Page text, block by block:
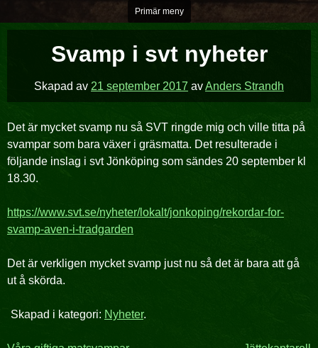
över
Primär meny
Svamp i svt nyheter
Skapad av 21 september 2017 avAnders Strandh
Det är mycket svamp nu så SVT ringde mig och ville titta på
svampar som bara växer i gräsmatta. Det resulterade i
följande inslag i svt Jönköping som sändes 20 september kl
18.30.
https://www.svt.se/nyheter/lokalt/jonkoping/rekordar-for-
svamp-aven-i-tradgarden
Det är verkligen mycket svamp just nu så det är bara att gå
ut å skörda.
Skapad i kategori: Nyheter.